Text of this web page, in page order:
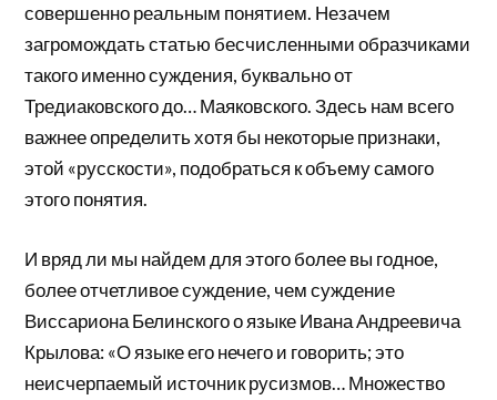
совершенно реальным понятием. Незачем
загромождать статью бесчисленными образчиками
такого именно суждения, буквально от
Тредиаковского до… Маяковского. Здесь нам всего
важнее определить хотя бы некоторые признаки,
этой «русскости», подобраться к объему самого
этого понятия.
И вряд ли мы найдем для этого более вы годное,
более отчетливое суждение, чем суждение
Виссариона Белинского о языке Ивана Андреевича
Крылова: «О языке его нечего и говорить; это
неисчерпаемый источник русизмов… Множество